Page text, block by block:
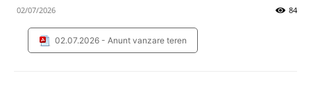
02/07/2026 84
02.07.2026 - Anunt vanzare teren